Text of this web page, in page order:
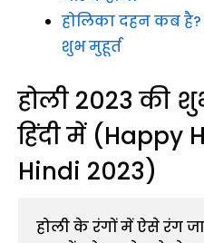
होलिका दहन कब
शुभ मुहूर्त
होली 2023 की
हिंदी में (Happy
Hindi 2023)
होली के रंगों में ऐसे रंग